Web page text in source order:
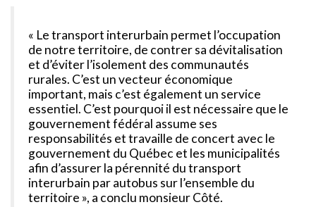
« Le transport interurbain permet l’occupation
de notre territoire, de contrer sa dévitalisation
et d’éviter l’isolement des communautés
rurales. C’est un vecteur économique
important, mais c’est également un service
essentiel. C’est pourquoi il est nécessaire que le
gouvernement fédéral assume ses
responsabilités et travaille de concert avec le
gouvernement du Québec et les municipalités
afin d’assurer la pérennité du transport
interurbain par autobus sur l’ensemble du
territoire », a conclu monsieur Côté.